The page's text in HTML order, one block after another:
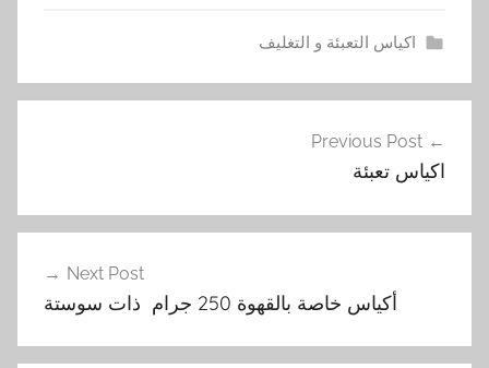
اكياس التعبئة و التغليف
أ
ا
س
المقالات
Previous Post
اكياس تعبئة
Next Post
أكياس خاصة بالقهوة 250 جرام ذات سوستة